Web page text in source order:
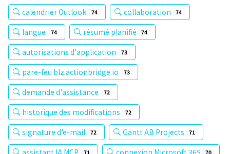
calendrier Outlook 74 collaboration 74
langue 74 résumé planifié 74
autorisations d'application 73
pare-feu blz.actionbridge.io 73
demande d'assistance 72
historique des modifications 72
signature d'e-mail 72 Gantt AB Projects 71
assistant IA MCP 71 connexion Microsoft 365 70